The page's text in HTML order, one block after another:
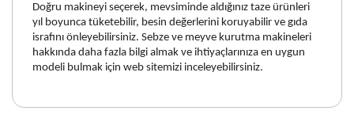
Doğru makineyi seçerek, mevsiminde aldığınız taze ürünleri
yıl boyunca tüketebilir, besin değerlerini koruyabilir ve gıda
israfını önleyebilirsiniz. Sebze ve meyve kurutma makineleri
hakkında daha fazla bilgi almak ve ihtiyaçlarınıza en uygun
modeli bulmak için web sitemizi inceleyebilirsiniz.